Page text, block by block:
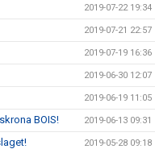
2019-07-22 19:34
2019-07-21 22:57
2019-07-19 16:36
2019-06-30 12:07
2019-06-19 11:05
BOIS! 2019-06-13 09:31
2019-05-28 09:18